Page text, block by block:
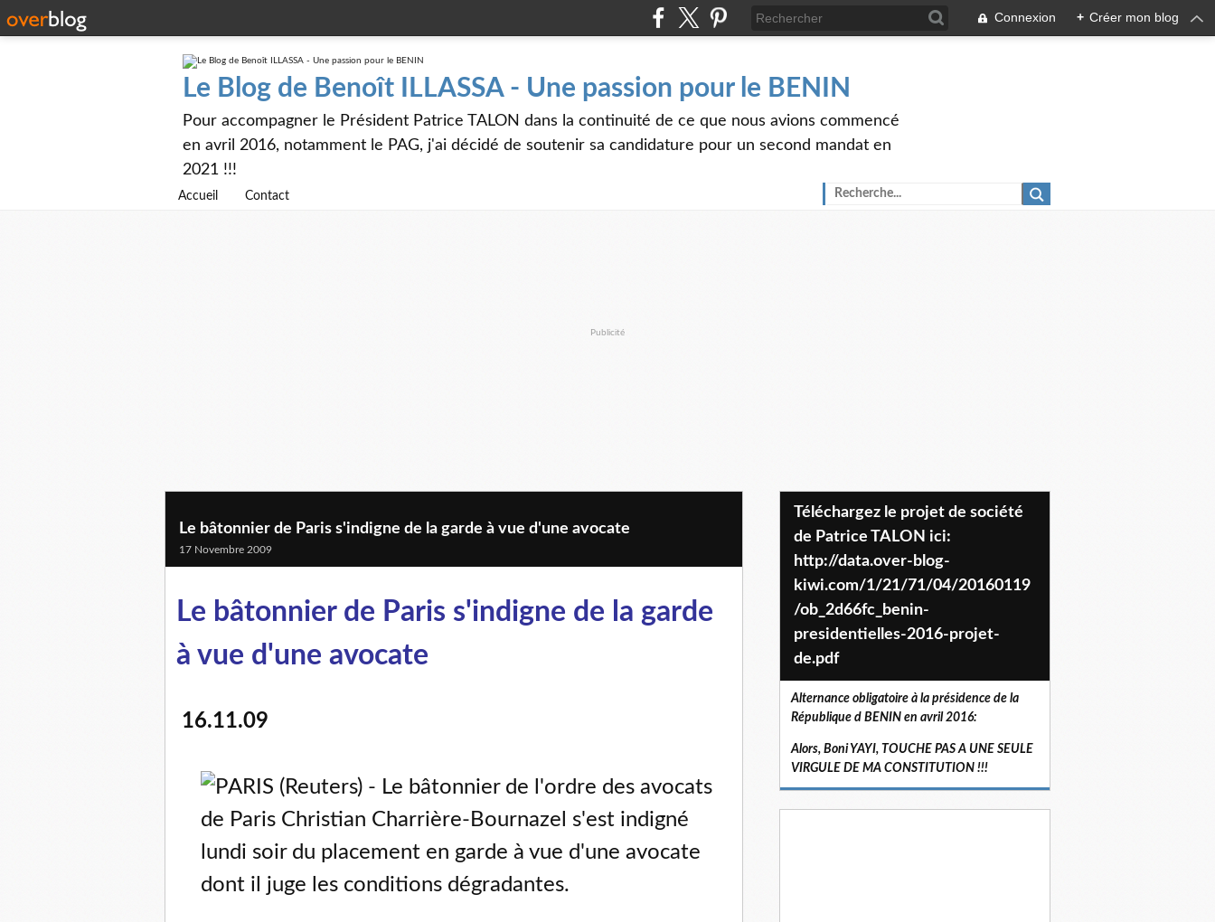
Connexion + Créer mon blog
Le Blog de Benoît ILLASSA - Une passion pour le BENIN
Pour accompagner le Président Patrice TALON dans la continuité de ce que nous avions commencé
en avril 2016, notamment le PAG, j'ai décidé de soutenir sa candidature pour un second mandat en
2021 !!!
Accueil Contact
Publicité
Le bâtonnier de Paris s'indigne de la garde à vue d'une avocate
17 Novembre 2009
Le bâtonnier de Paris s'indigne de la garde
à vue d'une avocate
16.11.09
ARIS (Reuters) - Le bâtonnier de l'ordre des avocats
de Paris Christian Charrière-Bournazel s'est indigné
lundi soir du placement en garde à vue d'une avocate
dont il juge les conditions dégradantes.
Téléchargez le projet de société
de Patrice TALON ici:
http://data.over-blog-
kiwi.com/1/21/71/04/20160119
/ob_2d66fc_benin-
presidentielles-2016-projet-
de.pdf
Alternance obligatoire à la présidence de la
République d BENIN en avril 2016:
Alors, Boni YAYI, TOUCHE PAS A UNE SEULE
VIRGULE DE MA CONSTITUTION !!!